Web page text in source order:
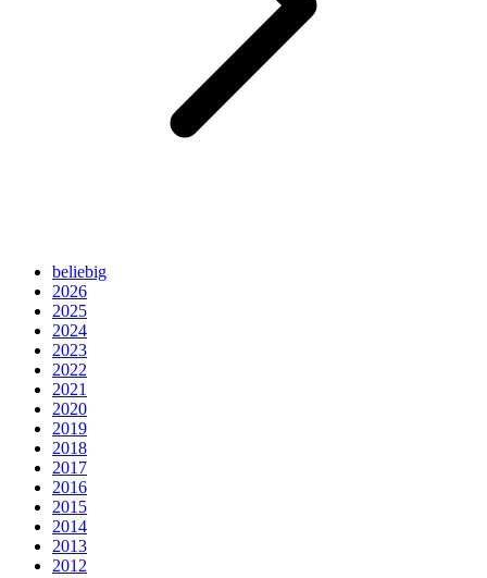
beliebig
2026
2025
2024
2023
2022
2021
2020
2019
2018
2017
2016
2015
2014
2013
2012